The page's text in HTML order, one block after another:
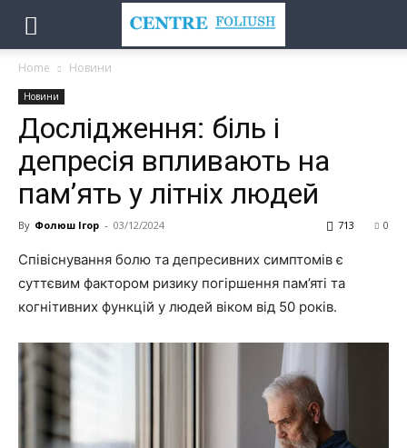
Home Новини
Новини
Дослідження: біль і
депресія впливають на
пам’ять у літніх людей
By Фолюш Ігор - 03/12/2024 0
713
Співіснування болю та депресивних симптомів є
суттєвим фактором ризику погіршення пам’яті та
когнітивних функцій у людей віком від 50 років.